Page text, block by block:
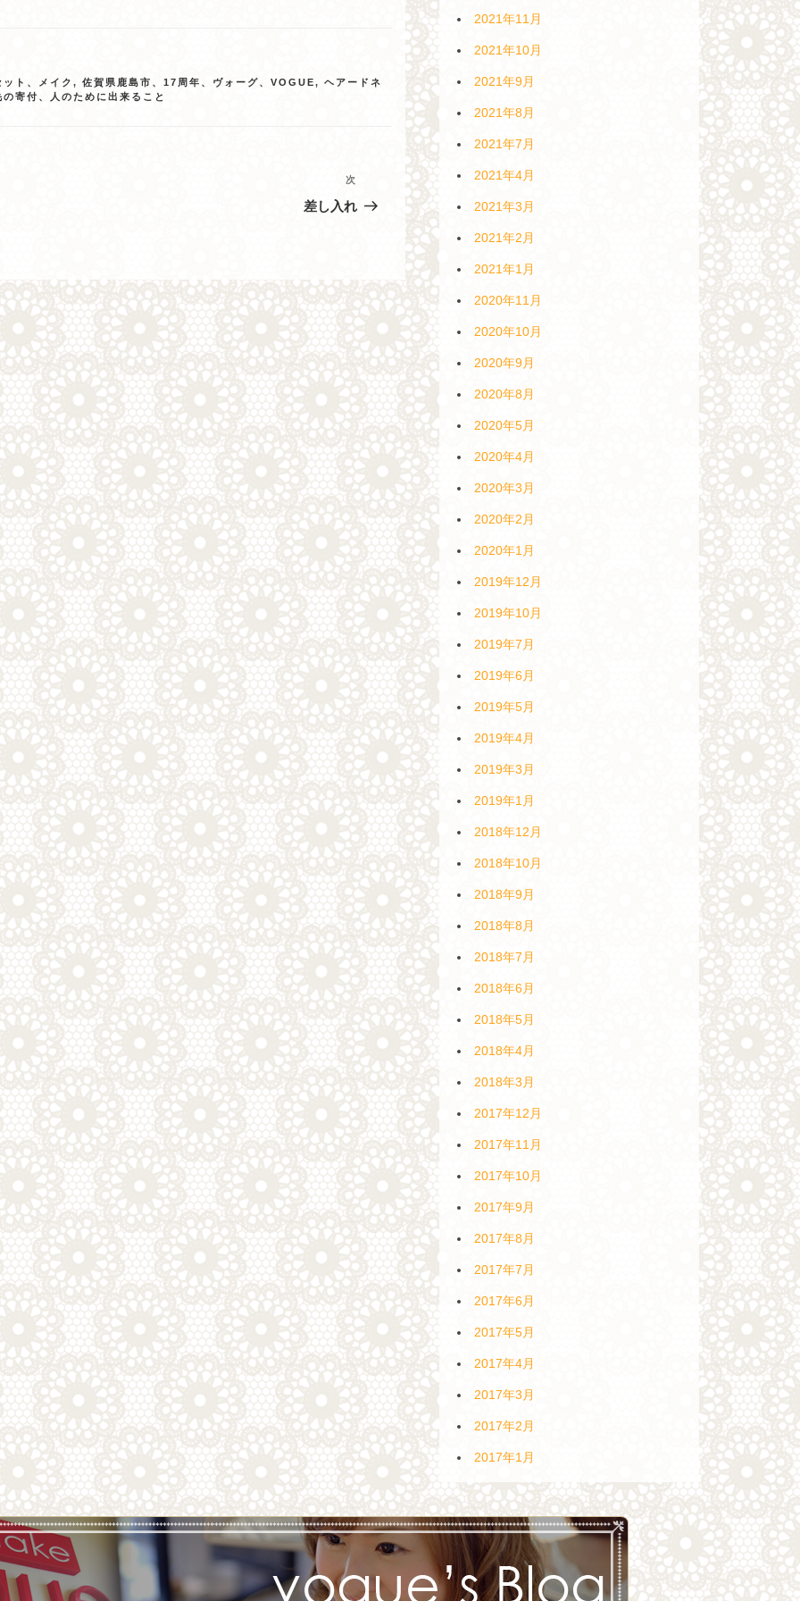
ット、メイク,佐賀県鹿島市、17周年、ヴォーグ、VOGUE,ヘアードネ
寄付、人のために出来ること
次
差し入れ
2021年11月
2021年10月
2021年9月
2021年8月
2021年7月
2021年4月
2021年3月
2021年2月
2021年1月
2020年11月
2020年10月
2020年9月
2020年8月
2020年5月
2020年4月
2020年3月
2020年2月
2020年1月
2019年12月
2019年10月
2019年7月
2019年6月
2019年5月
2019年4月
2019年3月
2019年1月
2018年12月
2018年10月
2018年9月
2018年8月
2018年7月
2018年6月
2018年5月
2018年4月
2018年3月
2017年12月
2017年11月
2017年10月
2017年9月
2017年8月
2017年7月
2017年6月
2017年5月
2017年4月
2017年3月
2017年2月
2017年1月